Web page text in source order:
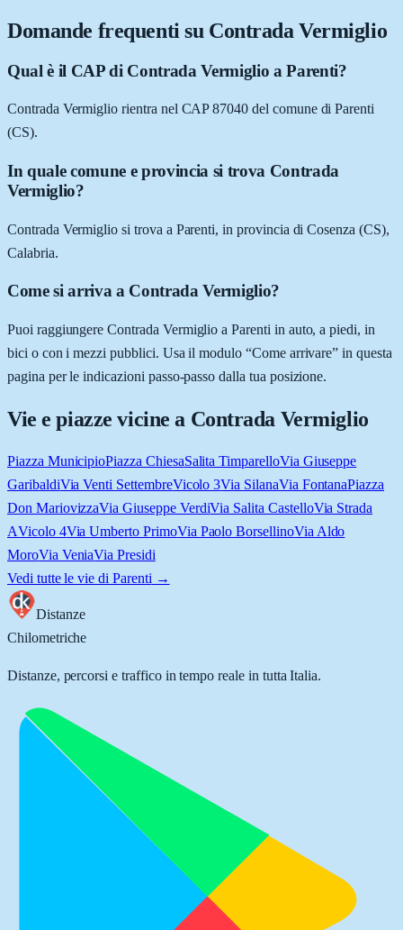
Domande frequenti su Contrada Vermiglio
Qual è il CAP di Contrada Vermiglio a Parenti?
Contrada Vermiglio rientra nel CAP 87040 del comune di Parenti
(CS).
In quale comune e provincia si trova Contrada
Vermiglio?
Contrada Vermiglio si trova a Parenti, in provincia di Cosenza (CS),
Calabria.
Come si arriva a Contrada Vermiglio?
Puoi raggiungere Contrada Vermiglio a Parenti in auto, a piedi, in
bici o con i mezzi pubblici. Usa il modulo “Come arrivare” in questa
pagina per le indicazioni passo-passo dalla tua posizione.
Vie e piazze vicine a Contrada Vermiglio
Piazza MunicipioPiazza ChiesaSalita TimparelloVia Giuseppe
GaribaldiVia Venti SettembreVicolo 3Via SilanaVia FontanaPiazza
Don MariovizzaVia Giuseppe VerdiVia Salita CastelloVia Strada
AVicolo 4Via Umberto PrimoVia Paolo BorsellinoVia Aldo
MoroVia VeniaVia Presidi
Vedi tutte le vie di Parenti →
Distanze
Chilometriche
Distanze, percorsi e traffico in tempo reale in tutta Italia.